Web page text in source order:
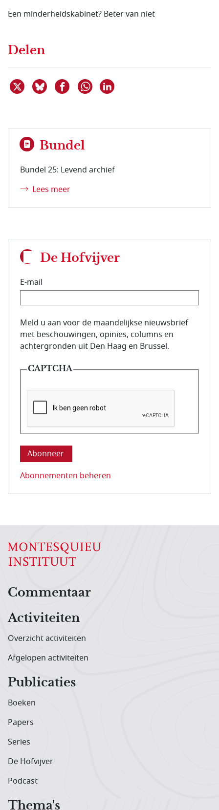
Een minderheidskabinet? Beter van niet
Delen
Deel dit item op X
Deel dit item op Bluesky
Deel dit item op Facebook
Delen via WhatsApp
Bundel
Bundel 25: Levend archief
Lees meer
De Hofvijver
E-mail
E-mailadres van de abonnee.
Meld u aan voor de maandelijkse nieuwsbrief
met beschouwingen, opinies, columns en
achtergronden uit Den Haag en Brussel.
CAPTCHA
Deze vraag is om te controleren dat u een mens
Abonnementen beheren
Hoofdnavigatiemenu
Commentaar
Activiteiten
Overzicht activiteiten
Afgelopen activiteiten
Publicaties
Boeken
Papers
Series
De Hofvijver
Podcast
Thema's